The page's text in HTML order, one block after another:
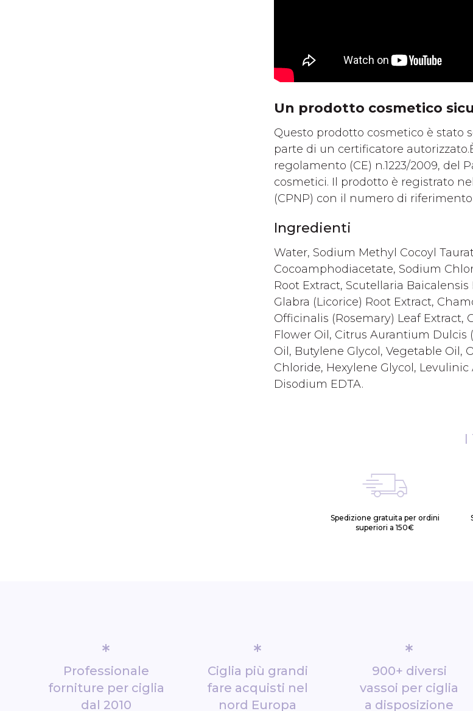
Un prodotto cosmetico
Questo prodotto cosmetico è stato
parte di un certificatore
regolamento (CE) n.1223/2009, del
cosmetici. Il prodotto è registrato
(CPNP) con il numero di riferimento
Ingredienti
Water, Sodium Methyl Cocoyl
Cocoamphodiacetate, Sodium
Root Extract, Scutellaria
Glabra (Licorice) Root Extract,
Officinalis (Rosemary) Leaf
Flower Oil, Citrus Aurantium Dulcis
Oil, Butylene Glycol, Vegetable Oil,
Chloride, Hexylene Glycol,
Disodium EDTA.
I
Spedizione gratuita per ordini
superiori a 150€
*
Professionale
forniture per ciglia
dal 2010
*
Ciglia più grandi
fare acquisti nel
nord Europa
*
900+ diversi
vassoi per ciglia
a disposizione